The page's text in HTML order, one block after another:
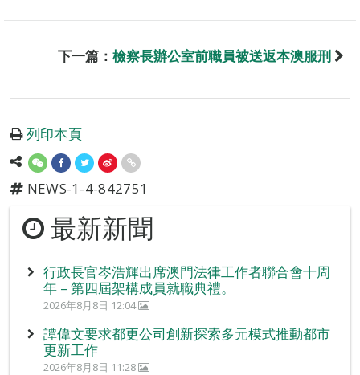
下一篇： 檢察長辦公室前職員被送返本澳服刑
列印本頁
NEWS-1-4-842751
最新新聞
行政長官岑浩輝出席澳門法律工作者聯合會十周
年 – 第四屆架構成員就職典禮。
2026年8月8日 12:04
譚偉文要求都更公司創新探索多元模式推動都市
更新工作
2026年8月8日 11:28